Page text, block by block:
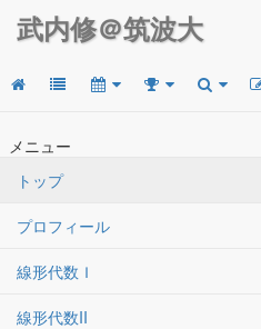
武内修＠筑波大
メニュー
トップ
プロフィール
線形代数Ｉ
線形代数II